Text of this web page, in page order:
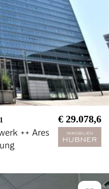
€ 29.078,6
++ Ares